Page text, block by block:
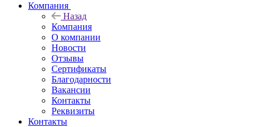
Компания
Назад
Компания
О компании
Новости
Отзывы
Сертификаты
Благодарности
Вакансии
Контакты
Реквизиты
Контакты